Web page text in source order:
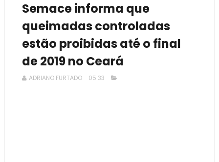
Semace informa que
queimadas controladas
estão proibidas até o final
de 2019 no Ceará
ADRIANO FURTADO 05:33